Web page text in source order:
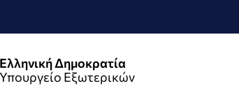
Ελληνική Δημοκρατία
Υπουργείο Εξωτερικών